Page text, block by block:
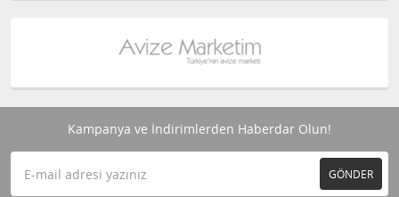
Kampanya ve İndirimlerden Haberdar Olun!
GÖNDER